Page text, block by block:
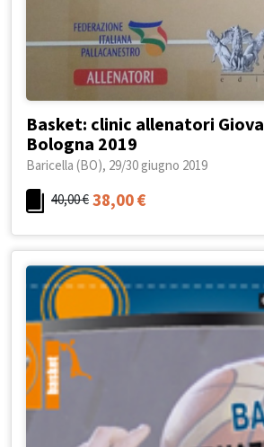
Basket: clinic allenatori
Bologna 2019
Baricella (BO), 29/30 giugno 2019
40,00€38,00€